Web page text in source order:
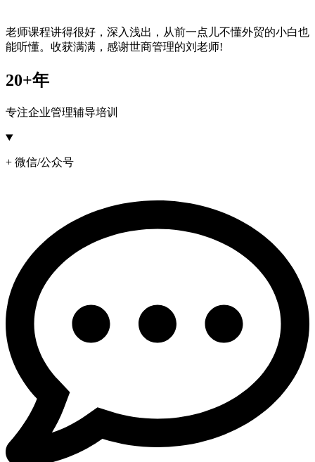
老师课程讲得很好，深入浅出，从前一点儿不懂外贸的小白也
能听懂。收获满满，感谢世商管理的刘老师!
20+年
专注企业管理辅导培训
+ 微信/公众号